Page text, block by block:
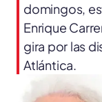
domingos,
Enrique
gira por las
Atlántica.